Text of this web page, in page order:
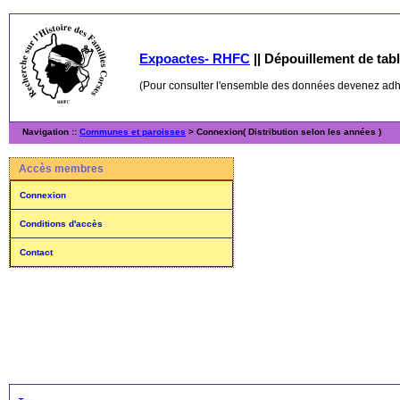
Expoactes- RHFC || Dépouillement de
(Pour consulter l'ensemble des données devenez
Navigation :: Communes et paroisses > Connexion( Distribution selon les années )
Accès membres
Connexion
Conditions d'accès
Contact